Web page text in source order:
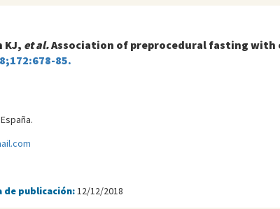
KJ, et al.Association of preprocedural fasting with
85.
de publicación:12/12/2018